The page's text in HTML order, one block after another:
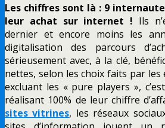
Les chiffres sont là : 9
leur achat sur internet ! Ils
dernier et encore moins les
digitalisation des parcours
sérieusement avec, à la clé,
nettes, selon les choix faits par les
excluant les « pure players »,
réalisant 100% de leur chiffre
sites vitrines, les réseaux